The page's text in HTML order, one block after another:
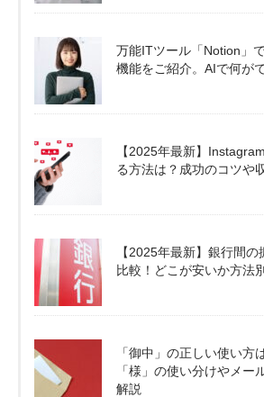
万能ITツール「Notion」
機能をご紹介。AIで何が
【2025年最新】
る方法は？成功のコツや
【2025年最新】銀行間
比較！どこが安いか方法
「御中」の正しい使い方
「様」の使い分けやメー
解説